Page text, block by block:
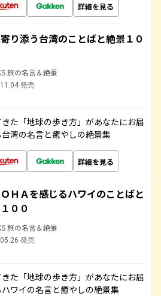
詳細を見る
り添う台湾のことばと絶景１０
旅の名言＆絶景
発売
た「地球の歩き方」があなたにお届
湾の名言と癒やしの絶景集
詳細を見る
ＨＡを感じるハワイのことばと
００
旅の名言＆絶景
発売
た「地球の歩き方」があなたにお届
ワイの名言と癒やしの絶景集